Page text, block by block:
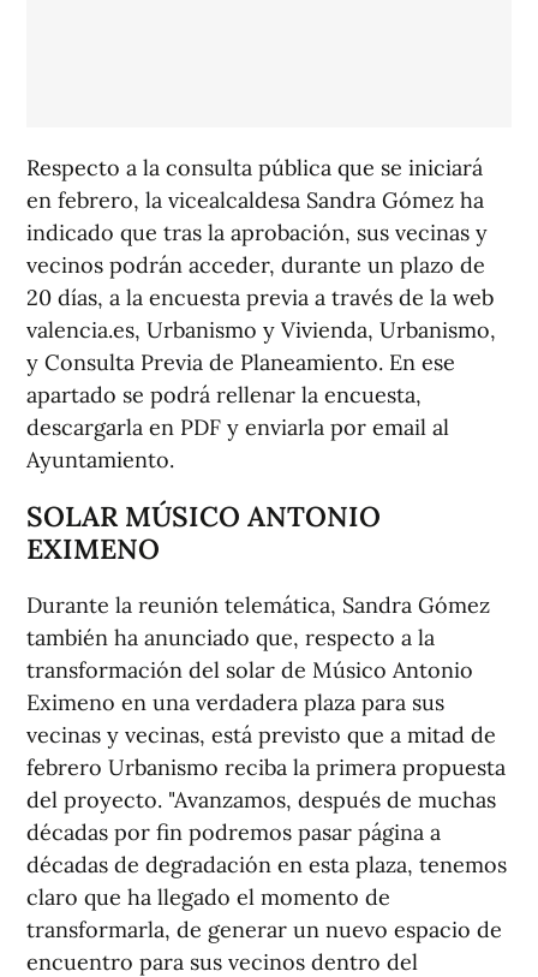
Respecto a la consulta pública que se iniciará
en febrero, la vicealcaldesa Sandra Gómez ha
indicado que tras la aprobación, sus vecinas y
vecinos podrán acceder, durante un plazo de
20 días, a la encuesta previa a través de la web
valencia.es, Urbanismo y Vivienda, Urbanismo,
y Consulta Previa de Planeamiento. En ese
apartado se podrá rellenar la encuesta,
descargarla en PDF y enviarla por email al
Ayuntamiento.
SOLAR MÚSICO ANTONIO
EXIMENO
Durante la reunión telemática, Sandra Gómez
también ha anunciado que, respecto a la
transformación del solar de Músico Antonio
Eximeno en una verdadera plaza para sus
vecinas y vecinas, está previsto que a mitad de
febrero Urbanismo reciba la primera propuesta
del proyecto. "Avanzamos, después de muchas
décadas por fin podremos pasar página a
décadas de degradación en esta plaza, tenemos
claro que ha llegado el momento de
transformarla, de generar un nuevo espacio de
encuentro para sus vecinos dentro del